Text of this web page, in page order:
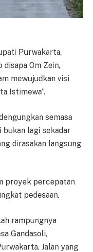
Purwakarta,
disapa Om Zein,
mewujudkan visi
Istimewa”.
semasa
bukan lagi sekadar
dirasakan langsung
proyek percepatan
pedesaan.
rampungnya
Gandasoli,
Jalan yang